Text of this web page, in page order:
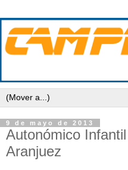
9 de mayo de 2013
Autonómico
Aranjuez